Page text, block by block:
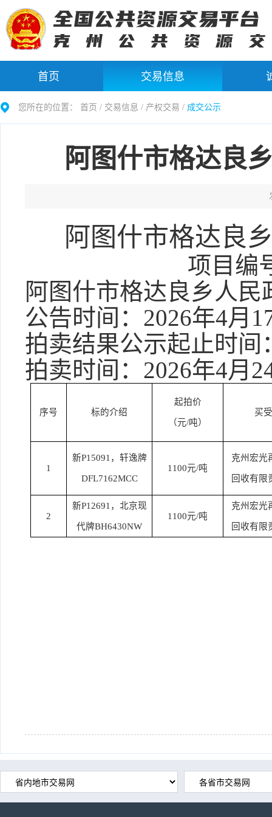
首页 交易信息
您所在的位置： 首页 / 交易信息 / 产权交易 / 成交公示
阿图什市格达良
阿图什市格达良
项目编
阿图什市格达良乡人民
公告时间： 2026年4月
拍卖结果公示起止时间
拍卖时间： 2026年4月
序号 标的介绍
起拍价
（元/吨）
买
1
新P15091，轩逸牌
DFL7162MCC
1100元/吨
克州宏光
回收有限
2
新P12691，北京现
代牌BH6430NW
1100元/吨
克州宏光
回收有限